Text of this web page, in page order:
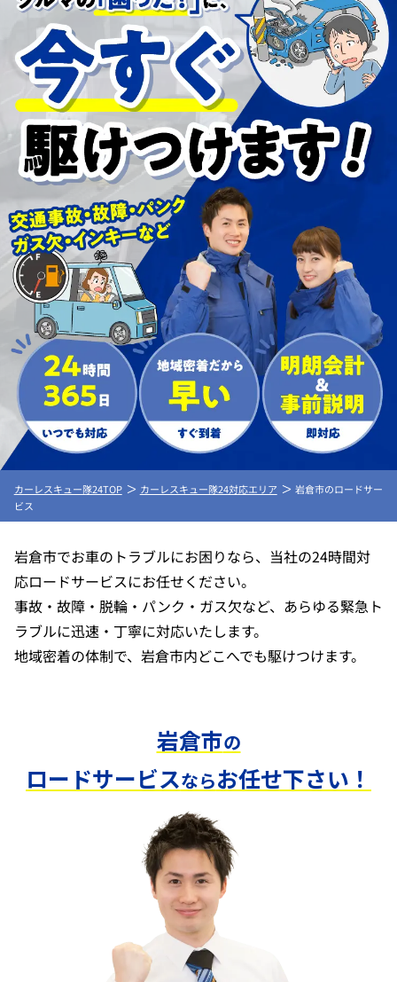
カーレスキュー隊24TOP カーレスキュー隊24対応エリア
岩倉市のロードサー
ビス
岩倉市でお車のトラブルにお困りなら、当社の24時間対
応ロードサービスにお任せください。
事故・故障・脱輪・パンク・ガス欠など、あらゆる緊急ト
ラブルに迅速・丁寧に対応いたします。
地域密着の体制で、岩倉市内どこへでも駆けつけます。
岩倉市の
ロードサービスならお任せ下さい！